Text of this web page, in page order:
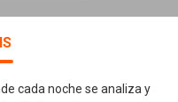
cada noche se analiza y